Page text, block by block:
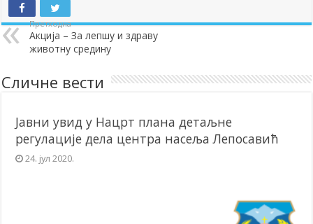
Претходна
Акција – За лепшу и здраву
животну средину
Сличне вести
Јавни увид у Нацрт плана детаљне
регулације дела центра насеља Лепосавић
24. јул 2020.